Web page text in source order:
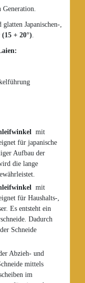
Generation.
Japanischen-,
(15 + 20°).
mit
für japanische
Aufbau der
die lange
mit
für Haushalts-,
Es entsteht ein
Dadurch
Schneide
Abzieh- und
mittels
im